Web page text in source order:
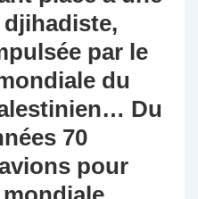
par le
du
Du
70
pour